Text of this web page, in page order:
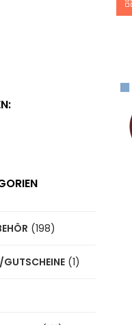
(198)
GUTSCHEINE (1)